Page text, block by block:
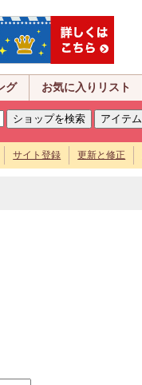
グ お気に入りリスト
サイト登録 更新と修正